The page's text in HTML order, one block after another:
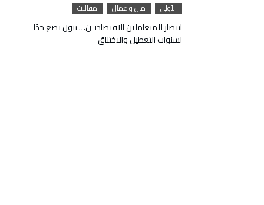
الأولى مال واعمال مقالات
انتصار للمتعاملين الاقتصاديين… تبون يضع حدًا
لسنوات التعطيل والاختناق